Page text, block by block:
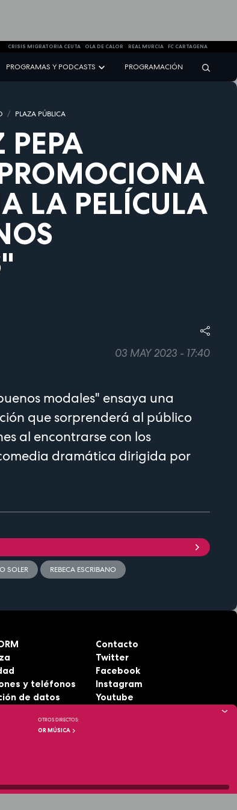
CRISIS MIGRATORIA CEUTA OLA DE CALOR REAL MURCIA FC CARTAGENA
PROGRAMAS Y PODCASTS PROGRAMACIÓN
PLAZA PÚBLICA
PEPA
LA PELÍCULA
03 MAY 2023 - 17:40
modales" ensaya una
que sorprenderá al público
al encontrarse con los
dramática dirigida por
SOLER REBECA ESCRIBANO
y teléfonos
de datos
Contacto
Twitter
Facebook
Instagram
Youtube
OTROS DIRECTOS:
OR MÚSICA